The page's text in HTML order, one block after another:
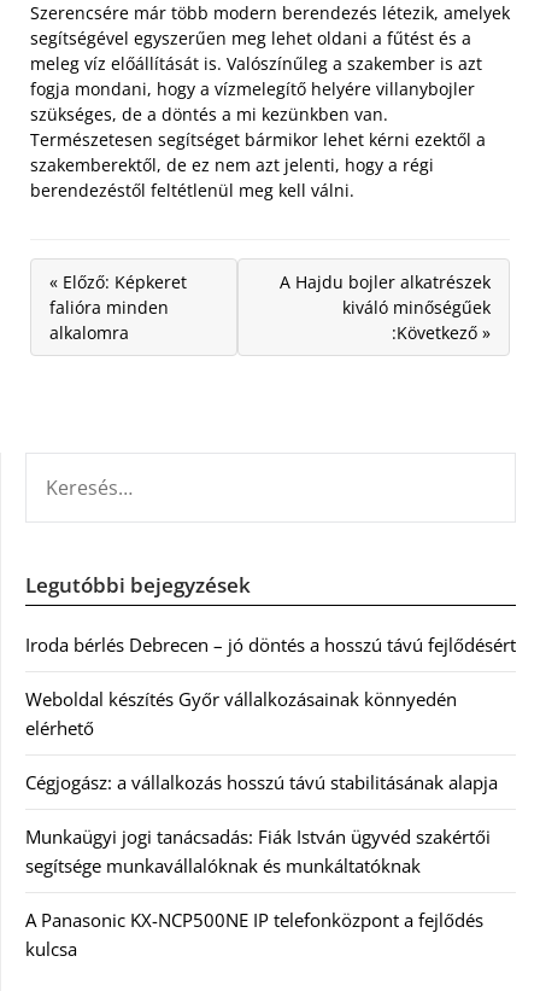
Szerencsére már több modern berendezés létezik, amelyek
segítségével egyszerűen meg lehet oldani a fűtést és a
meleg víz előállítását is. Valószínűleg a szakember is azt
fogja mondani, hogy a vízmelegítő helyére villanybojler
szükséges, de a döntés a mi kezünkben van.
Természetesen segítséget bármikor lehet kérni ezektől a
szakemberektől, de ez nem azt jelenti, hogy a régi
berendezéstől feltétlenül meg kell válni.
« Előző: Képkeret
falióra minden
alkalomra
A Hajdu bojler alkatrészek
kiváló minőségűek
:Következő »
Legutóbbi bejegyzések
Iroda bérlés Debrecen – jó döntés a hosszú távú fejlődésért
Weboldal készítés Győr vállalkozásainak könnyedén
elérhető
Cégjogász: a vállalkozás hosszú távú stabilitásának alapja
Munkaügyi jogi tanácsadás: Fiák István ügyvéd szakértői
segítsége munkavállalóknak és munkáltatóknak
A Panasonic KX-NCP500NE IP telefonközpont a fejlődés
kulcsa